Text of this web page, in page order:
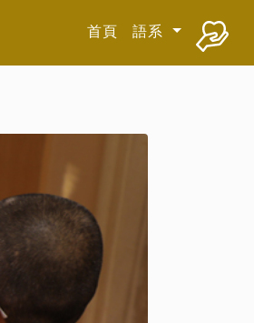
首頁 語系